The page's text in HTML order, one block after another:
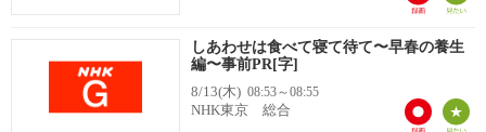
しあわせは食べて寝て待て〜早春の養生
編〜事前PR[字]
8/13(木) 08:53～08:55
NHK東京 総合